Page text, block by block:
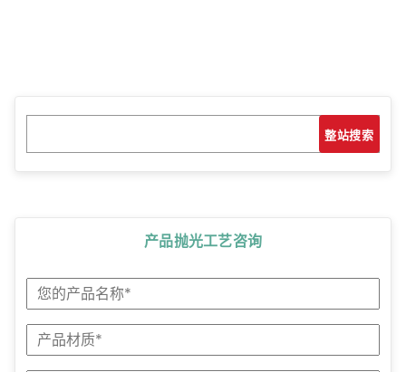
索
搜索
产品抛光工艺咨询